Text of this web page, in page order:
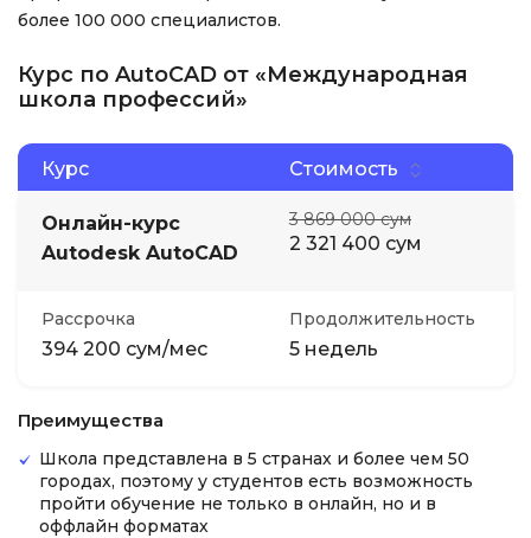
более 100 000 специалистов.
Курс по AutoCAD от «Международная
школа профессий»
Курс Стоимость
Онлайн-курс
Autodesk AutoCAD
3 869 000 сум
2 321 400 сум
Рассрочка
394 200 сум/мес
Продолжительность
5 недель
Преимущества
Школа представлена в 5 странах и более чем 50
городах, поэтому у студентов есть возможность
пройти обучение не только в онлайн, но и в
оффлайн форматах